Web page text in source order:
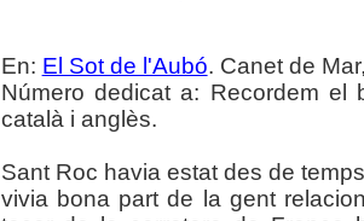
En: El Sot de l'Aubó. Canet de
Número dedicat a: Recordem
català i anglès.
Sant Roc havia estat des de
vivia bona part de la gent